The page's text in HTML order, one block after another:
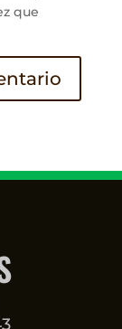
que